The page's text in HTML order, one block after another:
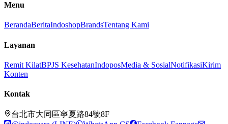
Menu
BerandaBeritaIndoshopBrandsTentang Kami
Layanan
Remit KilatBPJS KesehatanIndoposMedia & SosialNotifikasiKirim
Konten
Kontak
台北市大同區寧夏路84號8F